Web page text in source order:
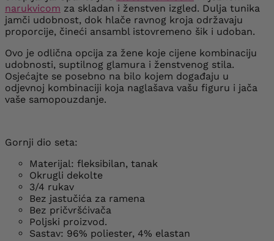
narukvicom za skladan i ženstven izgled. Dulja tunika
jamči udobnost, dok hlače ravnog kroja održavaju
proporcije, čineći ansambl istovremeno šik i udoban.
Ovo je odlična opcija za žene koje cijene kombinaciju
udobnosti, suptilnog glamura i ženstvenog stila.
Osjećajte se posebno na bilo kojem događaju u
odjevnoj kombinaciji koja naglašava vašu figuru i jača
vaše samopouzdanje.
Gornji dio seta:
Materijal: fleksibilan, tanak
Okrugli dekolte
3/4 rukav
Bez jastučića za ramena
Bez pričvršćivača
Poljski proizvod.
Sastav: 96% poliester, 4% elastan